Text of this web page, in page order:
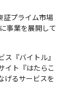
証プライム市場
事業を展開して
『バイトル』
イト『はたらこ
げるサービスを